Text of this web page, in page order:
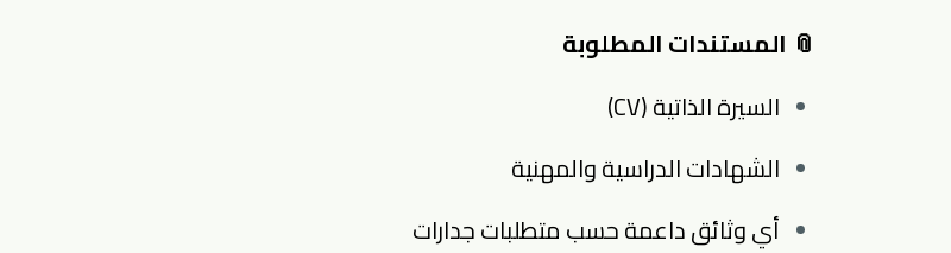
📎 المستندات المطلوبة
السيرة الذاتية (CV)
الشهادات الدراسية والمهنية
أي وثائق داعمة حسب متطلبات جدارات